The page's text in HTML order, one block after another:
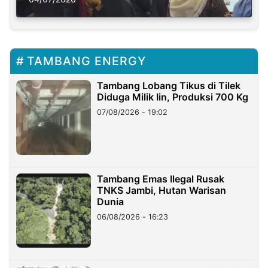
TAMBANG ENERGY
Tambang Lobang Tikus di Tilek
Diduga Milik Iin, Produksi 700 Kg
07/08/2026 - 19:02
Tambang Emas Ilegal Rusak
TNKS Jambi, Hutan Warisan
Dunia
06/08/2026 - 16:23